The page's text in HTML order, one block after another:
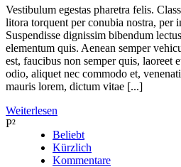
Vestibulum egestas pharetra felis.
litora torquent per conubia nostra, per
Suspendisse dignissim bibendum
elementum quis. Aenean semper
est, faucibus non semper quis, laoreet
odio, aliquet nec commodo et,
mauris lorem, dictum vitae [...]
Weiterlesen
Beliebt
Kürzlich
Kommentare
P²